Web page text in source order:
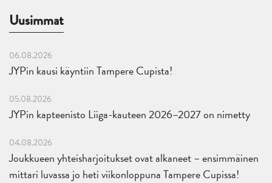
Uusimmat
06.08.2026
JYPin kausi käyntiin Tampere Cupista!
05.08.2026
JYPin kapteenisto Liiga-kauteen 2026–2027 on nimetty
04.08.2026
Joukkueen yhteisharjoitukset ovat alkaneet – ensimmäinen
mittari luvassa jo heti viikonloppuna Tampere Cupissa!